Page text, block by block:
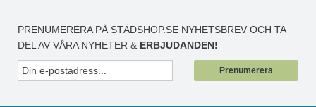
PRENUMERERA PÅ STÄDSHOP.SE NYHETSBREV OCH TA
DEL AV VÅRA NYHETER & ERBJUDANDEN!
Prenumerera